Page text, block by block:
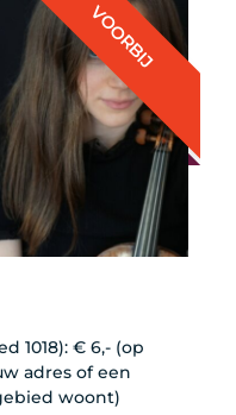
VOORBIJ
1018): € 6,- (op
adres of een
woont)